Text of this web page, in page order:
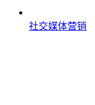
社交媒体营销